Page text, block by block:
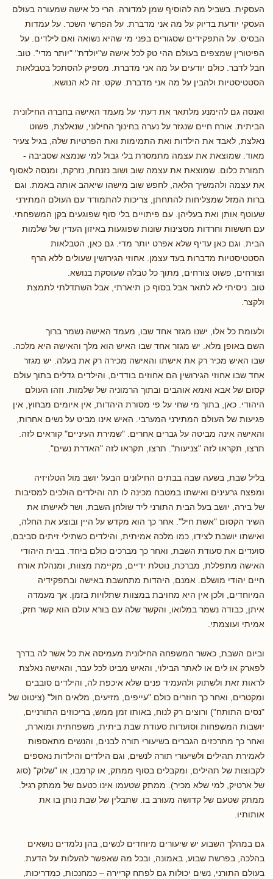
העסקית. בשביל מה להוסיף שמן למדורה. הרי כל אישה שמעורה בעולם
העסקי יודעת בדיוק על מה אני מדברת. על הפרשי השכר. על עמדות
הבסיס. על התפקידים שסגורים בפני מי שהיא נשואה ואם לילדים. על
הפיטורין שמצפים בעולם ההי טק לכל אישה ש"יולדת" "יותר מדי". טוב.
חבל לדבר. כולם יודעים על מה אני מדברת. מספיק להסתכל בטבלאות
הסטטיסטיות ולהבין על מה אני מדברת. שקט. זה לא הנושא.
ואנסה גם להימנע מלתאר את דעתי על מעמד האישה בחברה החילונית
הביתית. אורח חיים שנגזר על נערה בחינוך החילוני, שנאלצת, פשוט
נאלצת, לאבד את הילדות ואת התמימות ואת הפרטיות שלה, בגיל צעיר
מאוד. שמוצאת את עצמה מתמסרת בלי גבול למי שנמצא שסביבה -
תמורת כלום. שמוצאת את עצמה שוב ושוב נזנחת, נזרקת, ומנסה לאסוף
את עצמה ולהמשיך הלאה, לחפש שוב מישהו שיאהב אותה באמת. וגם
ברות המזל שמצליחות להתחתן, צריכות להתמודד עם העולם המתירני
שעוטף אותן ואת בעליהן. עם פיתויים בלי סוף שפוגעים בקן המשפחתי.
עם חששות וחרדות מסצינות שונות שפוגעות באיזון העדין של שלמות
הבית. וגם כאן עדיף שלא אפרט יותר מדי. גם כאן, הטבלאות
הסטטיסטיות מדברות בעד עצמן. אחוזי הגירושין שעולים ללא הרף
וצורחים, פשוט צורחים, מתוך כל טבלה שעוסקת בנושא.
טוב. ניסיתי לא לתאר אבל בסוף כן תיארתי, אבל השתדלתי לתמצת
ולקצר.
ולעומת כל אלו, ישנו מגזר אחד שבו, מעמד האישה נשמר ברוך
השם באופן מלא. יש מגזר אחד שבו האיש הוא מלך והאישה היא מלכה.
שבו האיש מכיר רק את אישתו והאישה מכירה רק את בעלה. יש מגזר
אחד שבו אחוזי הגירושין הם אחוזים בודדים, והילדים גדלים בתוך עולם
קסום של אבא ואמא אוהבים ובתוך הרמוניה של שלמות. וזהו העולם
היהודי. כאן, בתוך מי שחי על פי מסורת היהדות, אין איומים מבחוץ, אין
פגיעות של העולם המתירני המערבי. האיש אינו מביט על נשים אחרות,
והאישה אינה מביטה על גברים אחרים. "שמירת העיניים" קוראים לזה.
תרצו, תקראו לזה "צניעות". תרצו, תקראו לזה "האדרת נשים".
בליל שבת, בשעה שבה בבתים החילונים הבעל יושב מול הטלויזיה
ומפצח גרעינים ואישתו במטבח מכינה לו תה והילדים הולכים למסיבות
של בירה, יושב בעל הבית התורני ליד שולחן השבת, ושר לאישתו את
השיר הקסום "אשת חיל". אחר כך הוא מקדש על היין ובוצע את החלה,
ואישתו יושבת לצידו, כמו מלכה אמיתית, והילדים כשתילי זיתים סביבם,
סועדים את סעודת השבת, ואחר כך מברכים כולם ביחד. בבית היהודי
האישה מתפללת, מברכת, נוטלת ידיים, מקיימת מצוות, ומנהלת אורח
חיים יהודי מושלם. אמנם, היהדות מתחשבת באישה ובתפקידיה
המיוחדים, ולכן אין היא מחויבת במצוות שתלויות בזמן. אך מעמדה
איתן, כבודה נשמר במלואו, והקשר שלה עם בורא עולם הוא קשר חזק,
אמיתי ועוצמתי.
וביום השבת, כאשר המשפחה החילונית מעמיסה את כל אשר לה בדרך
לפארק או לים או לאתר הבילוי, והאיש מביט לכל עבר, והאישה נאלצת
לראות זאת ולשתוק ולהעמיד פנים שלא איכפת לה, והילדים סובבים
ומקטרים, ואחר כך חוזרים כולם "עייפים, מזיעים, מלאים חול" (ציטוט של
"נסים התותח") ורוצים רק לנוח, באותו זמן ממש, בריכוזים התורניים,
יושבות המשפחות וסועדות סעודת שבת ביתית, משפחתית ומוארת,
ואחר כך מתרכזים הגברים בשיעורי תורה לבנים, והנשים מתאספות
לאמירת תהילים ולשיעורי תורה לנשים, וגם הילדים והילדות נאספים
לקבוצות של תהילים, ומקבלים בסוף ממתק, או קרמבו, או "שלוק" (סוג
של ארטיק, למי שלא מכיר). ממתק שטעמו אינו כטעם של ממתק רגיל.
ממתק שטעם של קדושה מעורב בו. שתבלין של שבת נותן בו את
אותותיו.
גם במהלך השבוע יש שיעורים מיוחדים לנשים, בהן נלמדים נושאים
בהלכה, בפרשת שבוע, באמונה, ובכל מה שאפשר להעלות על הדעת.
בעולם התורני, נשים יכולות גם לפתח קריירה – כמחנכות, כמדריכות,